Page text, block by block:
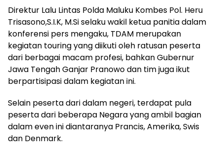
Direktur Lalu Lintas Polda Maluku Kombes Pol. Heru
Trisasono,S.I.K, M.Si selaku wakil ketua panitia dalam
konferensi pers mengaku, TDAM merupakan
kegiatan touring yang diikuti oleh ratusan peserta
dari berbagai macam profesi, bahkan Gubernur
Jawa Tengah Ganjar Pranowo dan tim juga ikut
berpartisipasi dalam kegiatan ini.
Selain peserta dari dalam negeri, terdapat pula
peserta dari beberapa Negara yang ambil bagian
dalam even ini diantaranya Prancis, Amerika, Swis
dan Denmark.